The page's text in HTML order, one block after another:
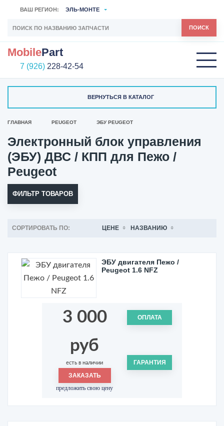
ВАШ РЕГИОН: ЭЛЬ-МОНТЕ
ПОИСК
MobilePart
7 (926) 228-42-54
ВЕРНУТЬСЯ В КАТАЛОГ
ГЛАВНАЯ PEUGEOT ЭБУ PEUGEOT
Электронный блок управления
(ЭБУ) ДВС / КПП для Пежо /
Peugeot
ФИЛЬТР ТОВАРОВ
СОРТИРОВАТЬ ПО: ЦЕНЕ НАЗВАНИЮ
ЭБУ двигателя Пежо /
Peugeot 1.6 NFZ
3 000
руб
есть в наличии
ЗАКАЗАТЬ
предложить свою цену
ОПЛАТА
ГАРАНТИЯ